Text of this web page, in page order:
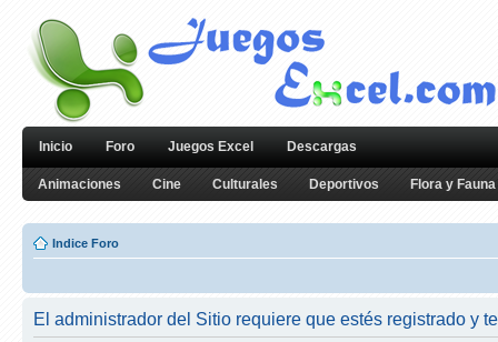
Inicio Foro Juegos Excel Descargas
Animaciones Cine Culturales Deportivos Flora y Fauna
Indice Foro
El administrador del Sitio requiere que estés registrado y